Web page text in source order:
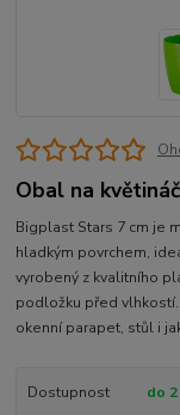
Obal na
Bigplast Stars 7 cm je
hladkým povrchem,
vyrobený z kvalitního
podložku před
okenní parapet, stůl i
Dostupnost
do